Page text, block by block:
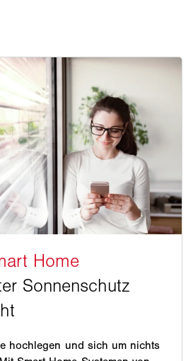
hochlegen und sich um nichts